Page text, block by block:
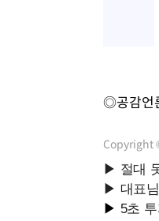
◎공감언
Copyright